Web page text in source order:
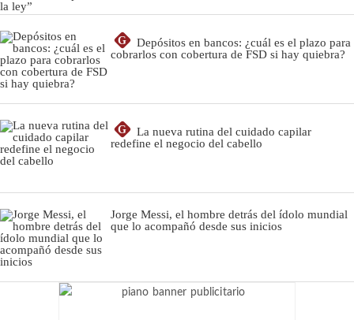
G
Depósitos en bancos: ¿cuál es el plazo para
cobrarlos con cobertura de FSD si hay quiebra?
G
La nueva rutina del cuidado capilar
redefine el negocio del cabello
Jorge Messi, el hombre detrás del ídolo mundial
que lo acompañó desde sus inicios